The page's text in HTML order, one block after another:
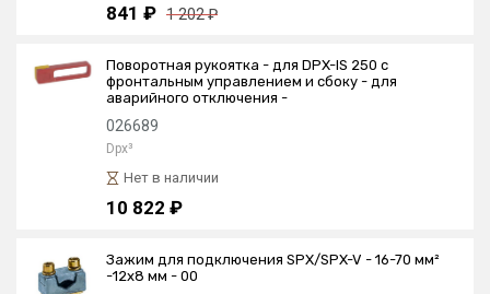
841 ₽ 1 202 ₽
Поворотная рукоятка - для DPX-IS 250 с
фронтальным управлением и сбоку - для
аварийного отключения -
026689
Dpx³
Нет в наличии
10 822 ₽
Зажим для подключения SPX/SPX-V - 16-70 мм²
-12x8 мм - 00